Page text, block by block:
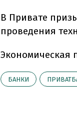
В Привате
проведения
Экономическая
БАНКИ